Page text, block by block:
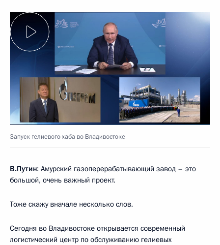
Запуск гелиевого хаба во Владивостоке
В.Путин: Амурский газоперерабатывающий завод – это
большой, очень важный проект.
Тоже скажу вначале несколько слов.
Сегодня во Владивостоке открывается современный
логистический центр по обслуживанию гелиевых